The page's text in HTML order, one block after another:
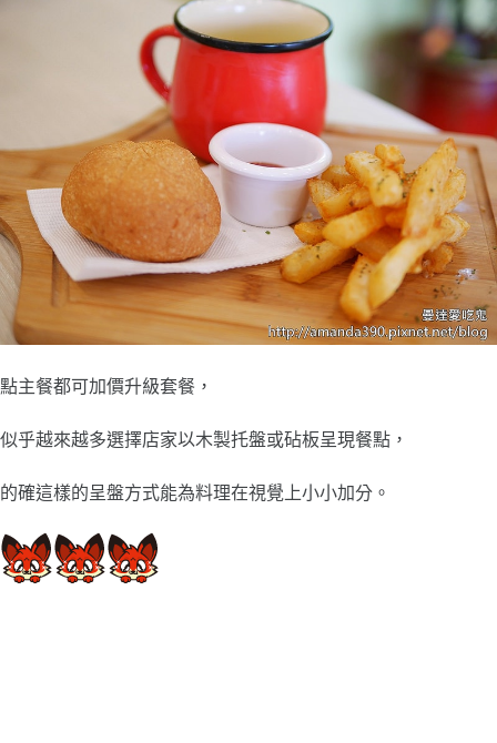
點主餐都可加價升級套餐，
似乎越來越多選擇店家以木製托盤或砧板呈現餐點，
的確這樣的呈盤方式能為料理在視覺上小小加分。